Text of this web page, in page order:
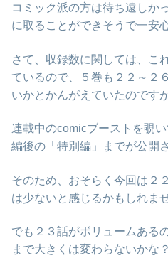
コミック派の方は待ち遠しか
に取ることができそうで一安
さて、収録数に関しては、こ
ているので、５巻も２２～２
いかとかんがえていたのですが
連載中のcomicブーストを覗
編後の「特別編」までが公開
そのため、おそらく今回は２
は少ないと感じるかもしれませ
でも２３話がボリュームある
まで大きくは変わらないかな